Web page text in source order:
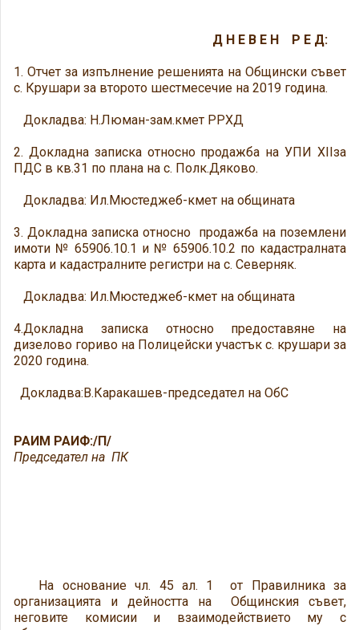
Д Н Е В Е Н Р Е Д:
1. Отчет за изпълнение решенията на Общински съвет
с. Крушари за второто шестмесечие на 2019 година.
Докладва: Н.Люман-зам.кмет РРХД
2. Докладна записка относно продажба на УПИ XIIза
ПДС в кв.31 по плана на с. Полк.Дяково.
Докладва: Ил.Мюстеджеб-кмет на общината
3. Докладна записка относно продажба на поземлени
имоти № 65906.10.1 и № 65906.10.2 по кадастралната
карта и кадастралните регистри на с. Северняк.
Докладва: Ил.Мюстеджеб-кмет на общината
4.Докладна записка относно предоставяне на
дизелово гориво на Полицейски участък с. крушари за
2020 година.
Докладва:В.Каракашев-председател на ОбС
РАИМ РАИФ:/П/
Председател на ПК
На основание чл. 45 ал. 1 от Правилника за
организацията и дейността на Общинския съвет,
неговите комисии и взаимодействието му с